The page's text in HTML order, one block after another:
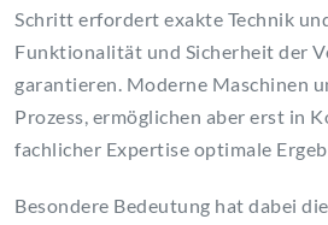
Schritt erfordert exakte Technik
Funktionalität und Sicherheit der
garantieren. Moderne Maschinen
Prozess, ermöglichen aber erst in
fachlicher Expertise optimale
Besondere Bedeutung hat dabei